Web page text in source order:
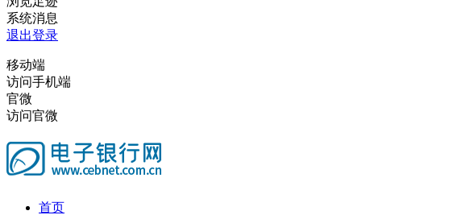
系统消息
退出登录
移动端
访问手机端
官微
访问官微
首页